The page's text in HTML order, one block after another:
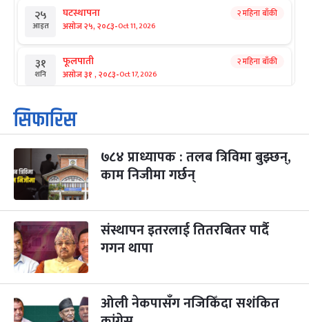
२५
आइत
घटस्थापना
असोज २५, २०८३-Oct 11, 2026
२ महिना बाँकी
३१
शनि
फूलपाती
असोज ३१ , २०८३-Oct 17, 2026
२ महिना बाँकी
१
आइत
कार्तिक सङ्क्रान्ति
कार्तिक १, २०८३
३
मंगल
महानवमी
कार्तिक ३, २०८३-Oct 20, 2026
२ महिना बाँकी
४
बुध कार्तिक ४, २०८३
५
बिहि
पापा‌ङ्कुशा एकादशी व्रत
कार्तिक ५, २०८३
२२ कुकुर तिहार
कार्तिक २२, २०८३-Nov 8, 2026
३ महिना बाँकी
सिफारिस
७८४ प्राध्यापक : तलब त्रिविमा बुझ्छन्,
काम निजीमा गर्छन्
संस्थापन इतरलाई तितरबितर पार्दै
गगन थापा
ओली नेकपासँग नजिकिँदा सशंकित